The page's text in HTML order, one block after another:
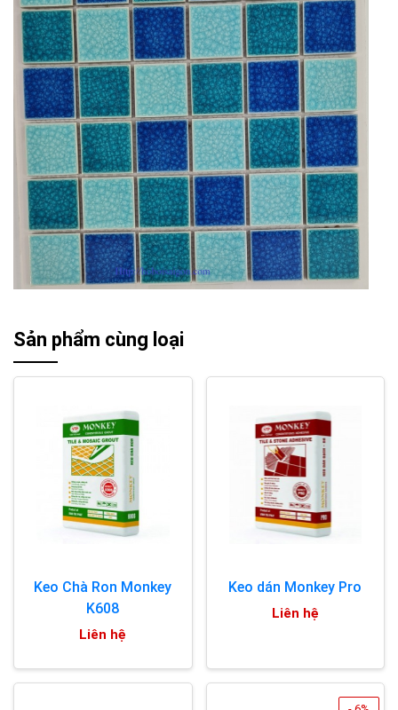
Sản phẩm cùng loại
Keo Chà Ron Monkey
K608
Liên hệ
Keo dán Monkey Pro
Liên hệ